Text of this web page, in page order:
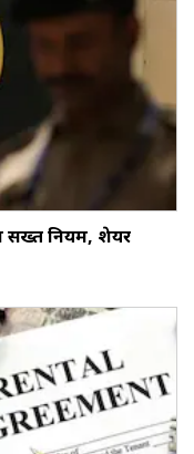
सख्‍त नियम, शेयर